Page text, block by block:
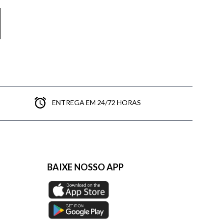
ENTREGA EM 24/72 HORAS
BAIXE NOSSO APP